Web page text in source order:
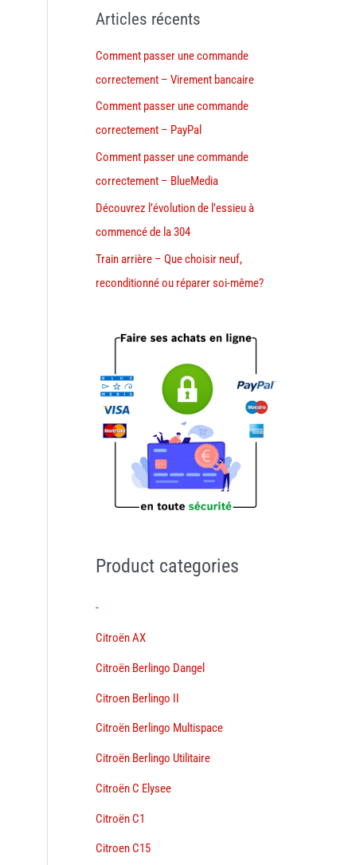
Articles récents
Comment passer une commande
correctement – Virement bancaire
Comment passer une commande
correctement – PayPal
Comment passer une commande
correctement – BlueMedia
Découvrez l’évolution de l’essieu à
commencé de la 304
Train arrière – Que choisir neuf,
reconditionné ou réparer soi-même?
Product categories
-
Citroën AX
Citroën Berlingo Dangel
Citroen Berlingo II
Citroën Berlingo Multispace
Citroën Berlingo Utilitaire
Citroën C Elysee
Citroën C1
Citroen C15